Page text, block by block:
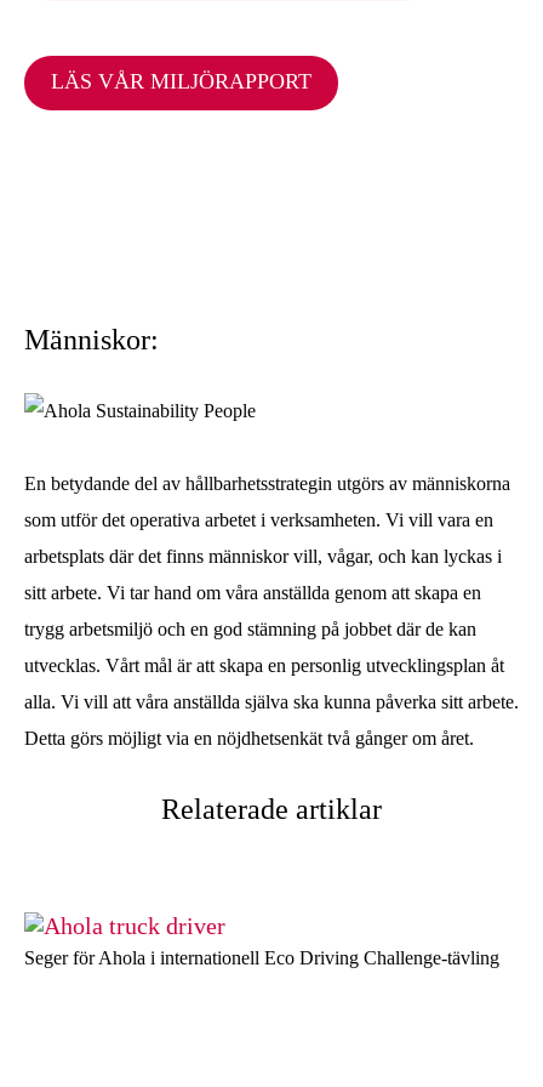
LÄS VÅR MILJÖRAPPORT
Människor:
En betydande del av hållbarhetsstrategin utgörs av människorna
som utför det operativa arbetet i verksamheten. Vi vill vara en
arbetsplats där det finns människor vill, vågar, och kan lyckas i
sitt arbete. Vi tar hand om våra anställda genom att skapa en
trygg arbetsmiljö och en god stämning på jobbet där de kan
utvecklas. Vårt mål är att skapa en personlig utvecklingsplan åt
alla. Vi vill att våra anställda själva ska kunna påverka sitt arbete.
Detta görs möjligt via en nöjdhetsenkät två gånger om året.
Relaterade artiklar
Seger för Ahola i internationell Eco Driving Challenge-tävling